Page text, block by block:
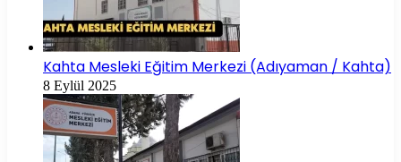
Kahta Mesleki Eğitim Merkezi (Adıyaman / Kahta)
8 Eylül 2025